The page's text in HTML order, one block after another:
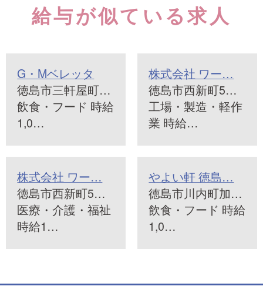
給与が似ている求人
G・Mベレッタ
徳島市三軒屋町…
飲食・フード 時給
1,0…
株式会社 ワー…
徳島市西新町5…
工場・製造・軽作
業 時給…
株式会社 ワー…
徳島市西新町5…
医療・介護・福祉
時給1…
やよい軒 徳島…
徳島市川内町加…
飲食・フード 時給
1,0…